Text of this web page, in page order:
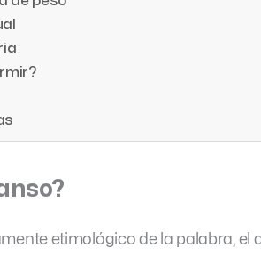
etimológico de la palabra, el